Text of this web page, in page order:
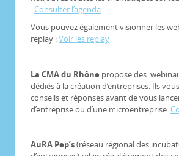
: Consulter l’agenda
Vous pouvez également visionner les
replay :Voir les replay
La CMA du Rhône propose des
dédiés à la création d’entreprises. Ils
conseils et réponses avant de vous
d’entreprise ou d’une microentreprise.
AuRA Pep’s(réseau régional des